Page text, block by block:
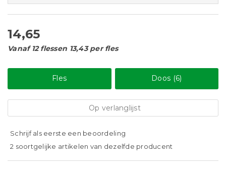
14,65
Vanaf 12 flessen 13,43 per fles
Fles Doos (6)
Op verlanglijst
Schrijf als eerste een beoordeling
2 soortgelijke artikelen van dezelfde producent